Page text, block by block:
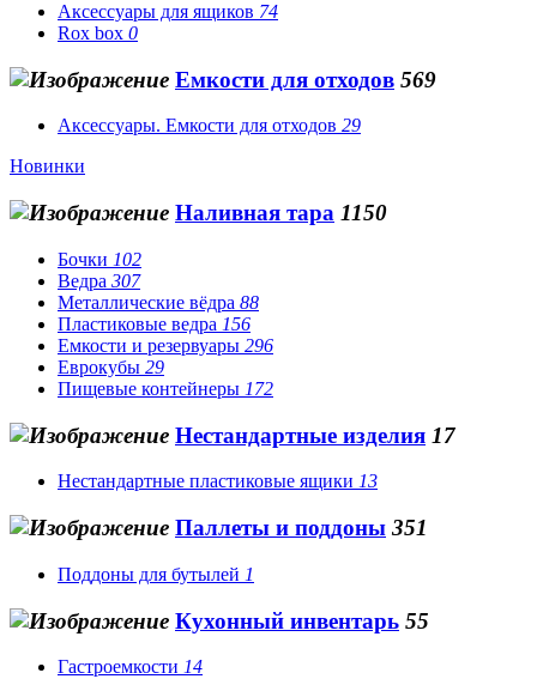
Аксессуары для ящиков 74
Rox box 0
Емкости для отходов 569
Аксессуары. Емкости для отходов 29
Новинки
Наливная тара 1150
Бочки 102
Ведра 307
Металлические вёдра 88
Пластиковые ведра 156
Емкости и резервуары 296
Еврокубы 29
Пищевые контейнеры 172
Нестандартные изделия 17
Нестандартные пластиковые ящики 13
Паллеты и поддоны 351
Поддоны для бутылей 1
Кухонный инвентарь 55
Гастроемкости 14